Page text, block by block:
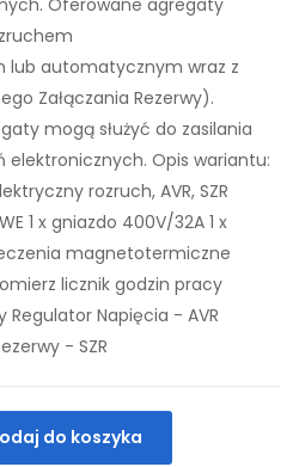
automatycznym wraz z
Załączania Rezerwy).
mogą służyć do zasilania
elektronicznych. Opis wariantu:
rozruch, AVR, SZR
1 x gniazdo 400V/32A 1 x
magnetotermiczne
licznik godzin pracy
Napięcia - AVR
- SZR
do koszyka